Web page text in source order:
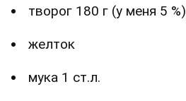
творог 180 г (у меня 5 %)
желток
мука 1 ст.л.